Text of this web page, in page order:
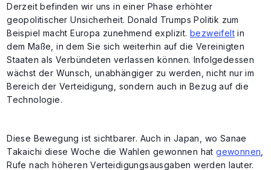
Derzeit befinden wir uns in einer Phase erhöhter
geopolitischer Unsicherheit. Donald Trumps Politik zum
Beispiel macht Europa zunehmend explizit. bezweifelt in
dem Maße, in dem Sie sich weiterhin auf die Vereinigten
Staaten als Verbündeten verlassen können. Infolgedessen
wächst der Wunsch, unabhängiger zu werden, nicht nur im
Bereich der Verteidigung, sondern auch in Bezug auf die
Technologie.
Diese Bewegung ist sichtbarer. Auch in Japan, wo Sanae
Takaichi diese Woche die Wahlen gewonnen hatgewonnen
Rufe nach höheren Verteidigungsausgaben werden lauter.